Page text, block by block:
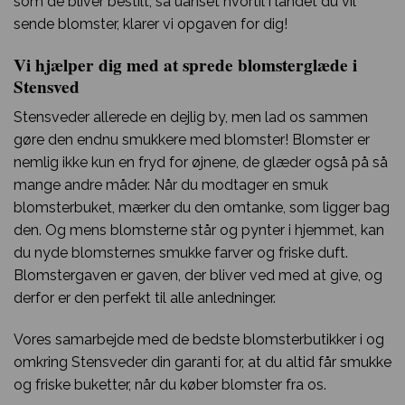
sende blomster, klarer vi opgaven for dig!
Vi hjælper dig med at sprede blomsterglæde i
Stensved
Stensveder allerede en dejlig by, men lad os sammen
gøre den endnu smukkere med blomster! Blomster er
nemlig ikke kun en fryd for øjnene, de glæder også på så
mange andre måder. Når du modtager en smuk
blomsterbuket, mærker du den omtanke, som ligger bag
den. Og mens blomsterne står og pynter i hjemmet, kan
du nyde blomsternes smukke farver og friske duft.
Blomstergaven er gaven, der bliver ved med at give, og
derfor er den perfekt til alle anledninger.
Vores samarbejde med de bedste blomsterbutikker i og
omkring Stensveder din garanti for, at du altid får smukke
og friske buketter, når du køber blomster fra os.